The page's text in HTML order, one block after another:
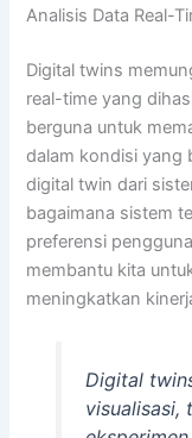
Analisis Data Real-
Digital twins
real-time yang
berguna untuk
dalam kondisi yang
digital twin dari
bagaimana sistem
preferensi
membantu kita
meningkatkan
Digital
visualisasi,